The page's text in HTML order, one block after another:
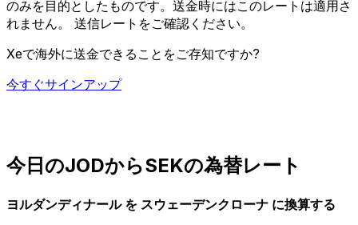
のみを目的としたものです。送金時にはこのレートは適用さ
れません。 送信レートをご確認ください。
Xeで海外に送金できることをご存知ですか?
今すぐサインアップ
今日のJODからSEKの為替レート
ヨルダンディナール を スウェーデンクローナ に換算する